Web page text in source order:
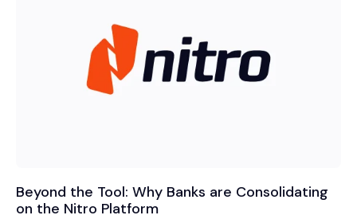
Beyond the Tool: Why Banks are Consolidating
on the Nitro Platform